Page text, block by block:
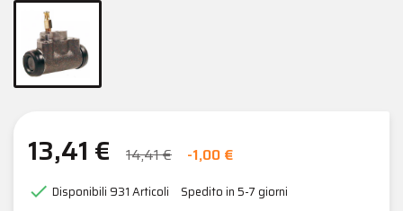
13,41 € 14,41 € -1,00 €
 Disponibili 931 Articoli Spedito in 5-7 giorni